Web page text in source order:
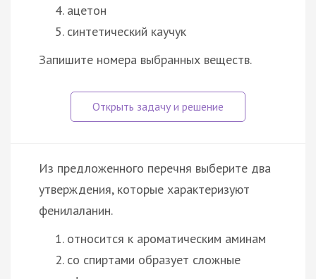
ацетон
синтетический каучук
Запишите номера выбранных веществ.
Из предложенного перечня выберите два
утверждения, которые характеризуют
фенилаланин.
относится к ароматическим аминам
со спиртами образует сложные